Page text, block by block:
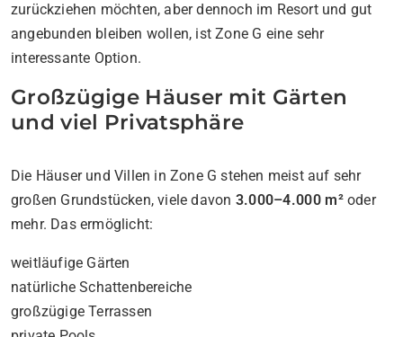
zurückziehen möchten, aber dennoch im Resort und gut
angebunden bleiben wollen, ist Zone G eine sehr
interessante Option.
Großzügige Häuser mit Gärten
und viel Privatsphäre
Die Häuser und Villen in Zone G stehen meist auf sehr
großen Grundstücken, viele davon 3.000–4.000 m²oder
mehr. Das ermöglicht:
weitläufige Gärten
natürliche Schattenbereiche
großzügige Terrassen